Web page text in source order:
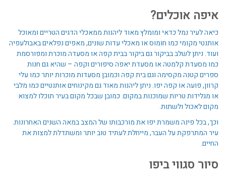
איפה אוכלים?
כיאה לעיר נמל כדאי ומומלץ מאוד ליהנות ממאכלי הדגים הטריים ומאוכל
אותנטי מקומי כמו חומוס או מאכלי עדות שונים, מאפים נפלאים באבולעפיה
ועוד. ניתן לשלב בביקור גם ביקור בבית קפה או מסעדה מוכרת ומפורסמת
כמו מסעדת קלמטה או מסעדת יאפה סיפורים וקפה – שהיא גם חנות
ספרים קטנה מקסימה וגם בית קפה וכמובן מסעדות מוכרות יותר כמו עלי
קרוון, פועה או קפה יפו. ניתן ליהנות מאוד גם מקינוחים אותנטיים כמו מלבי
או מגלידות טריות שמוכנות במקום. כמובן שבכל מקום בעיר תוכלו למצוא
מקום לאכול ולשתות.
וכך, בכל פינה משמרת יפו את מורכבותו של המצב במאה השנים האחרונות.
עיר המתרפקת על העבר, מייחלת לעתיד טוב יותר ומשתדלת למצות את
החיים.
סיור סגווי ביפו